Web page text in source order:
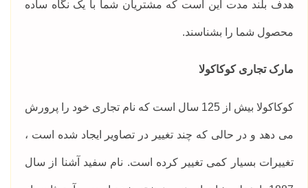
هدف بلند مدت این است که مشتریان شما با یک نگاه ساده
محصول شما را بشناسند.
مارک تجاری کوکاکولا
کوکاکولا بیش از 125 سال است که نام تجاری خود را پرورش
می دهد و در حالی که چند تغییر در تصاویر ایجاد شده است ،
تغییرات بسیار کمی تغییر کرده است. نام سفید آشنا از سال